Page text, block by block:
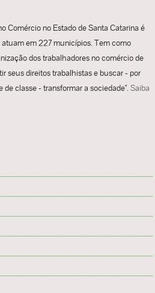
Comércio no Estado de Santa Catarina é
em 227 municípios. Tem como
dos trabalhadores no comércio de
seus direitos trabalhistas e buscar - por
de classe - transformar a sociedade".Saiba